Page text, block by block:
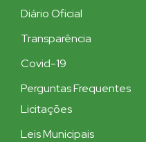
Diário Oficial
Transparência
Covid-19
Perguntas Frequentes
Licitações
Leis Municipais